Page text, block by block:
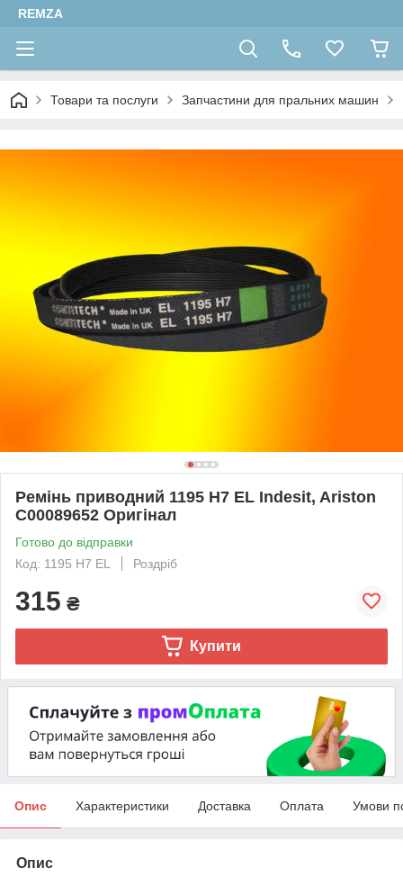
REMZA
Товари та послуги Запчастини для пральних машин
Ремінь приводний 1195 H7 EL Indesit, Ariston
C00089652 Оригінал
Готово до відправки
Код: 1195 H7 EL
Роздріб
315 ₴
Купити
Опис Характеристики Доставка Оплата Умови
Опис